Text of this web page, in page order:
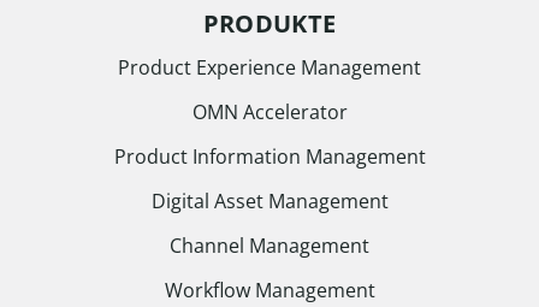
PRODUKTE
Product Experience Management
OMN Accelerator
Product Information Management
Digital Asset Management
Channel Management
Workflow Management